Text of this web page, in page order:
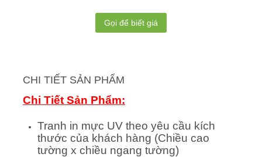
Gọi để biết giá
CHI TIẾT SẢN PHẨM
Chi Tiết Sản Phẩm:
Tranh in mực UV theo yêu cầu kích
thước của khách hàng (Chiều cao
tường x chiều ngang tường)